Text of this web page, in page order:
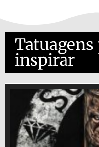
Tatuagens
inspirar